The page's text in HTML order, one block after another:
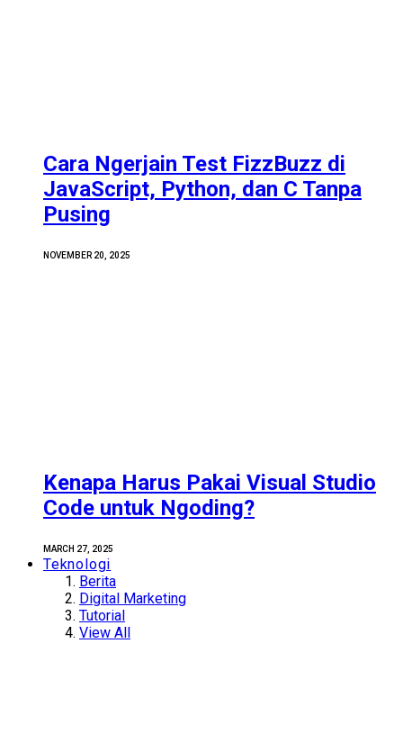
Cara Ngerjain Test FizzBuzz di
JavaScript, Python, dan C Tanpa
Pusing
NOVEMBER 20, 2025
Kenapa Harus Pakai Visual Studio
Code untuk Ngoding?
MARCH 27, 2025
Teknologi
Berita
Digital Marketing
Tutorial
View All